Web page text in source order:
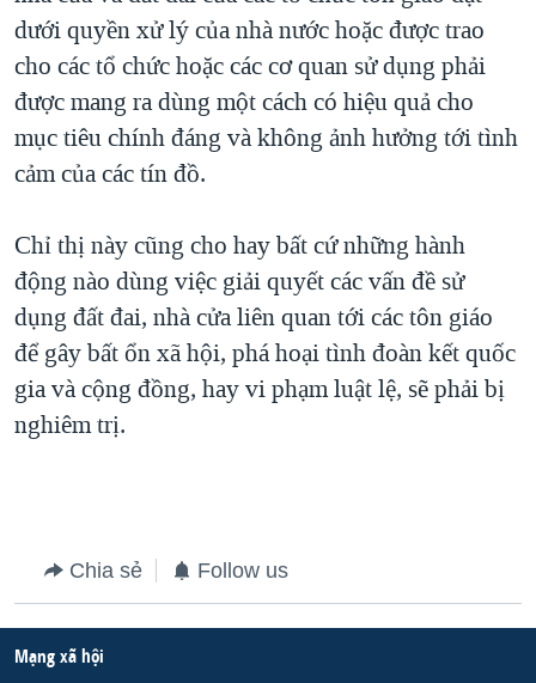
dưới quyền xử lý của nhà nước hoặc được trao
cho các tổ chức hoặc các cơ quan sử dụng phải
được mang ra dùng một cách có hiệu quả cho
mục tiêu chính đáng và không ảnh hưởng tới tình
cảm của các tín đồ.
Chỉ thị này cũng cho hay bất cứ những hành
động nào dùng việc giải quyết các vấn đề sử
dụng đất đai, nhà cửa liên quan tới các tôn giáo
để gây bất ổn xã hội, phá hoại tình đoàn kết quốc
gia và cộng đồng, hay vi phạm luật lệ, sẽ phải bị
nghiêm trị.
Chia sẻ Follow us
Mạng xã hội